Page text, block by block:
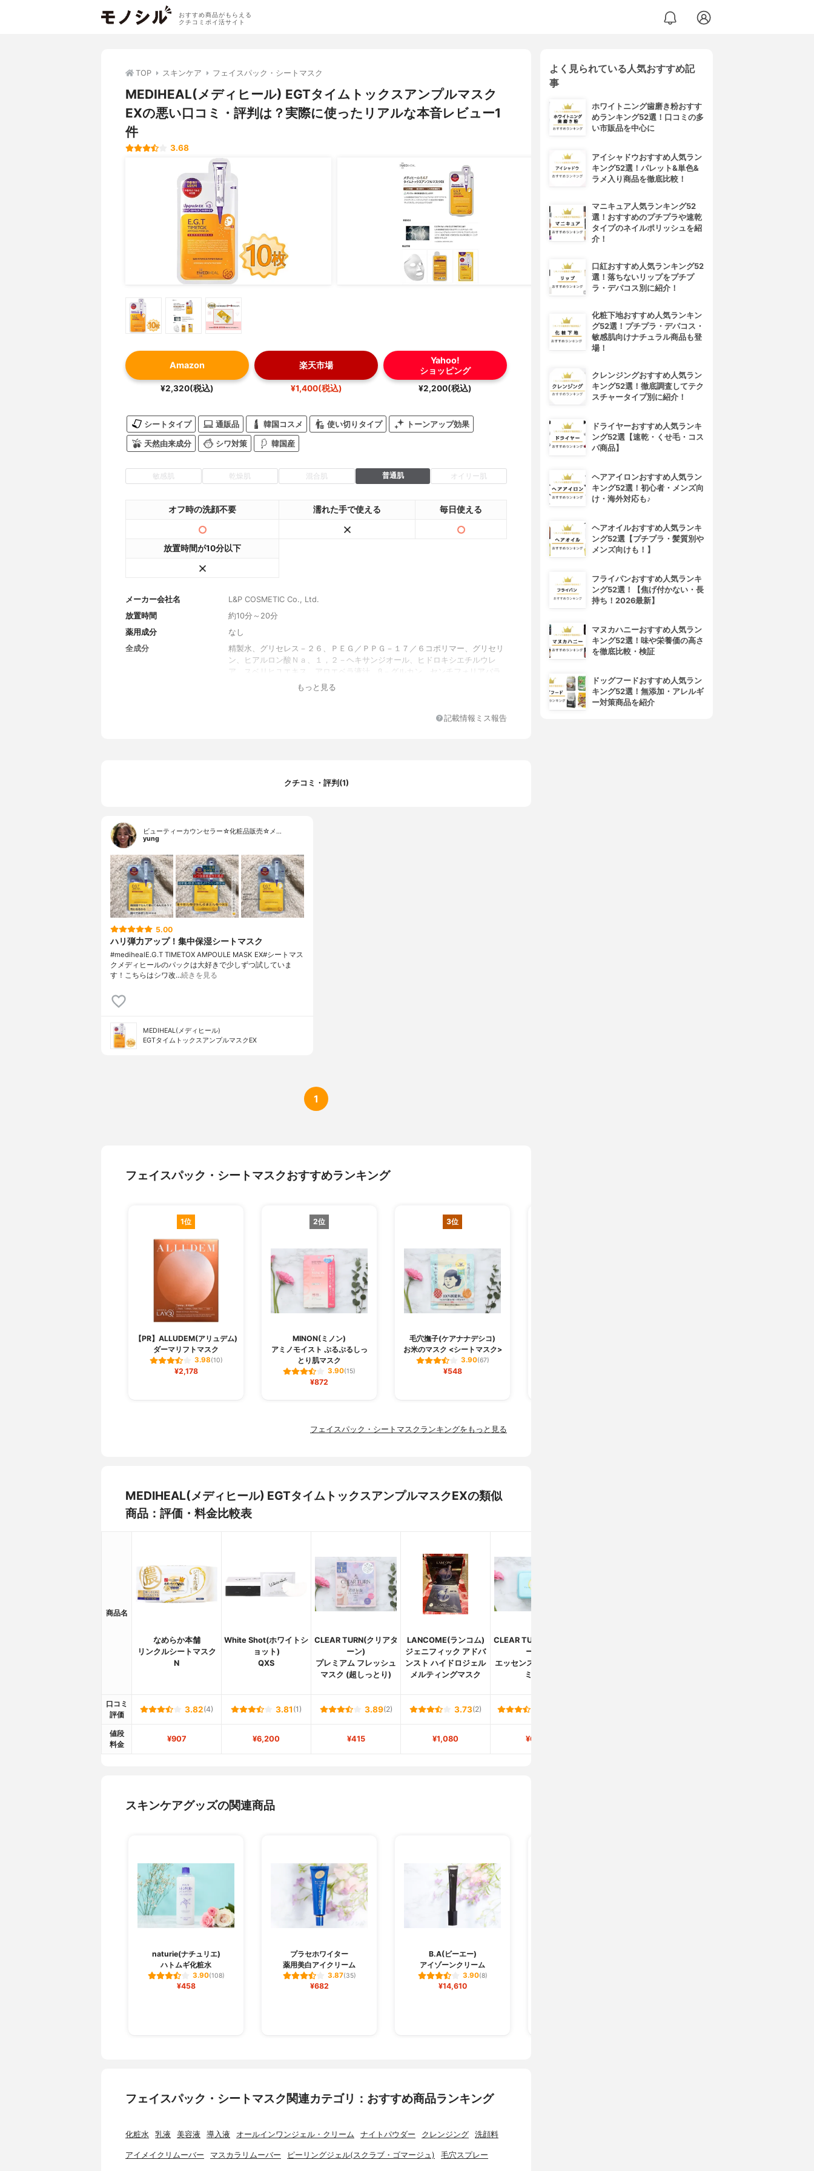
おすすめ商品がもらえる
クチコミポイ活サイト
TOP スキンケア フェイスパック・シートマスク
MEDIHEAL(メディヒール) EGTタイムトックスアンプルマスク
EXの悪い口コミ・評判は？実際に使ったリアルな本音レビュー1
件
3.68
Amazon
¥2,320(税込)
楽天市場
¥1,400(税込)
Yahoo!
ショッピング
¥2,200(税込)
シートタイプ 通販品 韓国コスメ 使い切りタイプ トーンアップ効果
天然由来成分 シワ対策 韓国産
敏感肌 乾燥肌 混合肌 普通肌 オイリー肌
オフ時の洗顔不要 濡れた手で使える 毎日使える
放置時間が10分以下
メーカー会社名
L&P COSMETIC Co., Ltd.
放置時間
約10分～20分
薬用成分
なし
全成分
精製水、グリセレス－２６、ＰＥＧ／ＰＰＧ－１７／６コポリマー、グリセリ
ン、ヒアルロン酸Ｎａ、１，２－ヘキサンジオール、ヒドロキシエチルウレ
ア、スベリヒユエキス、アロエベラ液汁、β－グルカン、センチフォリアバラ
花水、ツボクサエキス、加水分解コラーゲン、アセチルヘキサペプチド－３、
ルギニン、アデノシン、ＥＤＴＡ－２Ｎａ、酢酸トコフェロール、エチルヘキ
もっと見る
記載情報ミス報告
クチコミ・評判(1)
ビューティーカウンセラー☆化粧品販売☆メ…
yung
5.00
ハリ弾力アップ！集中保湿シートマスク
#medihealE.G.T TIMETOX AMPOULE MASK EX#シートマス
ク⁡メディヒールのパックは大好きで少しずつ試していま
す！⁡こちらはシワ改…続きを見る
MEDIHEAL(メディヒール)
EGTタイムトックスアンプルマスクEX
1
フェイスパック・シートマスクおすすめランキング
1位
【PR】ALLUDEM(アリュデム)
ダーマリフトマスク
3.98(10)
¥2,178
2位
MINON(ミノン)
アミノモイスト ぷるぷるしっ
とり肌マスク
3.90(15)
¥872
3位
毛穴撫子(ケアナナデシコ)
お米のマスク <シートマスク>
3.90(67)
¥548
フェイスパック・シートマスクランキングをもっと見る
MEDIHEAL(メディヒール) EGTタイムトックスアンプルマスクEXの類似
商品：評価・料金比較表
商品名
なめらか本舗
リンクルシートマスク
N
White Shot(ホワイトシ
ョット)
QXS
CLEAR TURN(クリアタ
ーン)
プレミアム フレッシュ
マスク (超しっとり)
LANCOME(ランコム)
ジェニフィック アドバ
ンスト ハイドロジェル
メルティングマスク
CLEAR TURN(クリアタ
ーン)
エッセンスマスク ビタ
ミンC
口コミ
評価
3.82(4) 3.81 (1) 3.89(2) 3.73(2)
値段
料金
¥907 ¥6,200 ¥415 ¥1,080 ¥678
スキンケアグッズの関連商品
naturie(ナチュリエ)
ハトムギ化粧水
3.90(108)
¥458
プラセホワイター
薬用美白アイクリーム
3.87(35)
¥682
B.A(ビーエー)
アイゾーンクリーム
3.90(8)
¥14,610
フェイスパック・シートマスク関連カテゴリ：おすすめ商品ランキング
化粧水 乳液 美容液 導入液 オールインワンジェル・クリーム ナイトパウダー クレンジング 洗顔料
アイメイクリムーバー マスカラリムーバー ピーリングジェル(スクラブ・ゴマージュ) 毛穴スプレー
よく見られている人気おすすめ記
事
ホワイトニング歯磨き粉おすす
めランキング52選！口コミの多
い市販品を中心に
アイシャドウおすすめ人気ラン
キング52選！パレット&単色&
ラメ入り商品を徹底比較！
マニキュア人気ランキング52
選！おすすめのプチプラや速乾
タイプのネイルポリッシュを紹
介！
口紅おすすめ人気ランキング52
選！落ちないリップをプチプ
ラ・デパコス別に紹介！
化粧下地おすすめ人気ランキン
グ52選！プチプラ・デパコス・
敏感肌向けナチュラル商品も登
場！
クレンジングおすすめ人気ラン
キング52選！徹底調査してテク
スチャータイプ別に紹介！
ドライヤーおすすめ人気ランキ
ング52選【速乾・くせ毛・コス
パ商品】
ヘアアイロンおすすめ人気ラン
キング52選！初心者・メンズ向
け・海外対応も♪
ヘアオイルおすすめ人気ランキ
ング52選【プチプラ・髪質別や
メンズ向けも！】
フライパンおすすめ人気ランキ
ング52選！【焦げ付かない・長
持ち！2026最新】
マヌカハニーおすすめ人気ラン
キング52選！味や栄養価の高さ
を徹底比較・検証
ドッグフードおすすめ人気ラン
キング52選！無添加・アレルギ
ー対策商品を紹介